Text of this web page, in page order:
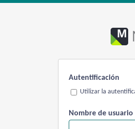
Autentificación
Utilizar la
Nombre de usuario